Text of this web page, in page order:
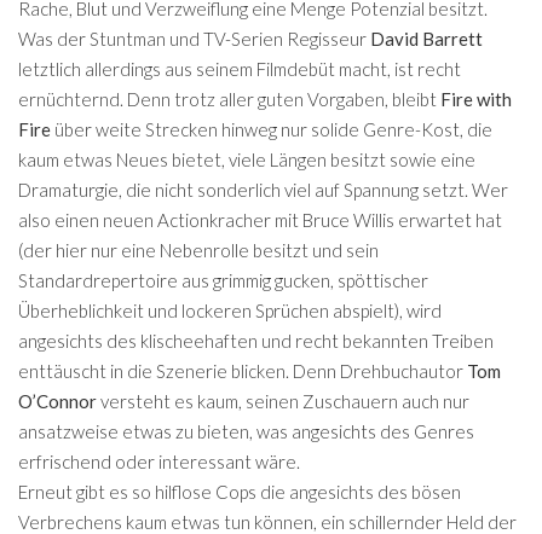
Rache, Blut und Verzweiflung eine Menge Potenzial besitzt.
Was der Stuntman und TV-Serien Regisseur David Barrett
letztlich allerdings aus seinem Filmdebüt macht, ist recht
ernüchternd. Denn trotz aller guten Vorgaben, bleibt Fire with
Fire über weite Strecken hinweg nur solide Genre-Kost, die
kaum etwas Neues bietet, viele Längen besitzt sowie eine
Dramaturgie, die nicht sonderlich viel auf Spannung setzt. Wer
also einen neuen Actionkracher mit Bruce Willis erwartet hat
(der hier nur eine Nebenrolle besitzt und sein
Standardrepertoire aus grimmig gucken, spöttischer
Überheblichkeit und lockeren Sprüchen abspielt), wird
angesichts des klischeehaften und recht bekannten Treiben
enttäuscht in die Szenerie blicken. Denn Drehbuchautor Tom
O’Connorversteht es kaum, seinen Zuschauern auch nur
ansatzweise etwas zu bieten, was angesichts des Genres
erfrischend oder interessant wäre.
Erneut gibt es so hilflose Cops die angesichts des bösen
Verbrechens kaum etwas tun können, ein schillernder Held der